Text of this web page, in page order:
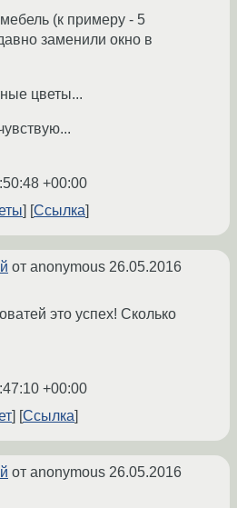
(к примеру - 5
заменили окно в
цветы...
+00:00
Ссылка
от anonymous 26.05.2016
это успех! Сколько
+00:00
Ссылка
от anonymous 26.05.2016